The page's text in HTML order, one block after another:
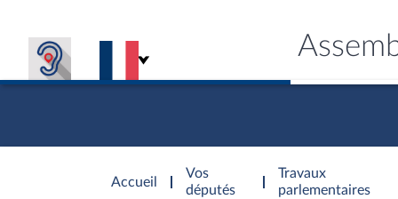
Accueil
d'accueil
Vos
députés
Travaux
parlementaires